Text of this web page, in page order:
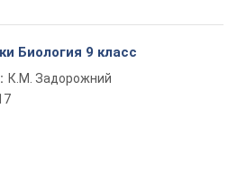
Биология 9 класс
К.М. Задорожний